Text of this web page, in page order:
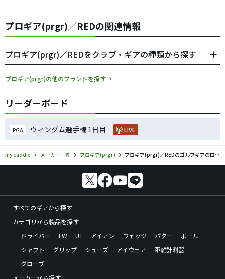
プロギア(prgr)／REDの関連情報
プロギア(prgr)／REDをクラブ・ギアの種類から探す
プロギア(prgr)の他のブランドを探す
リーダーボード
PGA ウィンダム選手権 1日目 LIVE
my caddie メーカー一覧 プロギア(prgr) プロギア(prgr)／REDのゴルフギアの口コミ評価
すべてのギアから探す
カテゴリから製品を探す
ドライバー
FW UT アイアン ウェッジ パター
ボール
シャフト
グリップ シューズ アイウェア
距離計測器
グローブ